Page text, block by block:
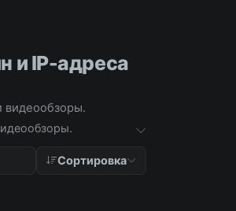
и IP-адреса
видеообзоры.
Сортировка